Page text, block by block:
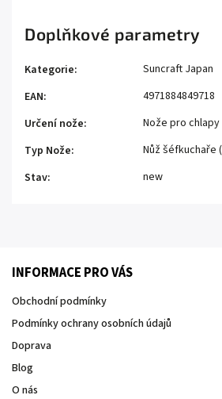
Doplňkové parametry
Kategorie:
Suncraft Japan
EAN:
4971884849718
Určení nože:
Nože pro chlapy
Typ Nože:
Nůž šéfkuchaře
Stav: new
INFORMACE PRO VÁS
Obchodní podmínky
Podmínky ochrany osobních údajů
Doprava
Blog
O nás